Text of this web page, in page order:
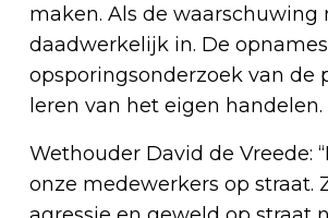
maken. Als de
daadwerkelijk in. De
opsporingsonderzoek van de
leren van het eigen handelen.
Wethouder David de Vreede:
onze medewerkers op straat.